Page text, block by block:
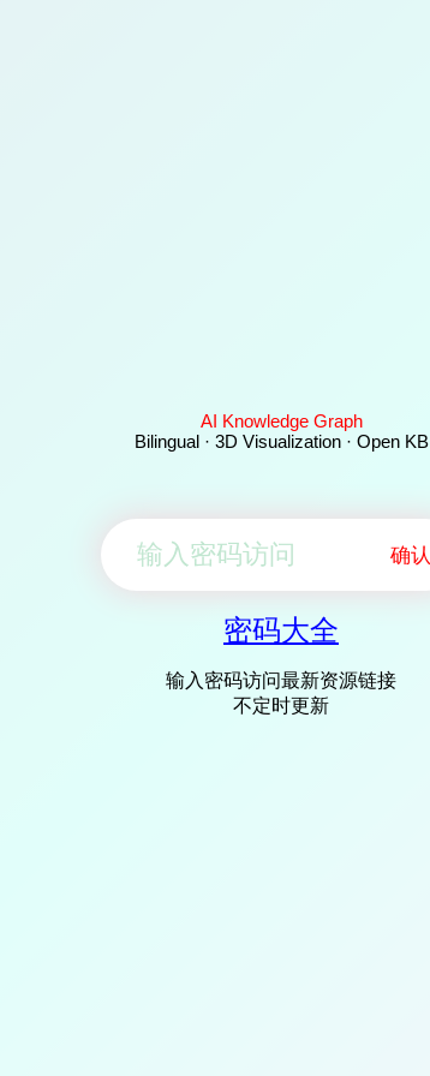
AI Knowledge Graph
Bilingual · 3D Visualization · Open KB
确认
密码大全
输入密码访问最新资源链接
不定时更新